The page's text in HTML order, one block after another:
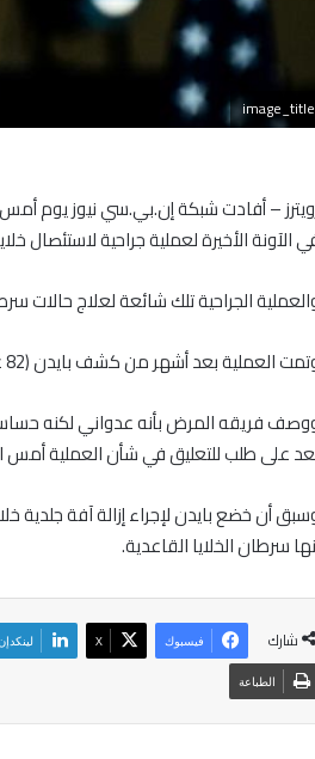
– أفادت شبكة إن.بي.سي نيوز يوم
الآونة الأخيرة لعملية جراحية لاستئصال
الجراحية تلك شائعة لعلاج حالات
العملية بعد أشهر من كشف بايدن (82 عاما) في مايو أنه تم تشخيصه بسرطان البروستاتا.
فريقه المرض بأنه عدواني لكنه حساس
على طلب للتعليق في شأن العملية
سرطان الخلايا القاعدية.
شارك فيسبوك ‫X
الطباعة